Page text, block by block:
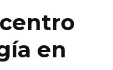
en